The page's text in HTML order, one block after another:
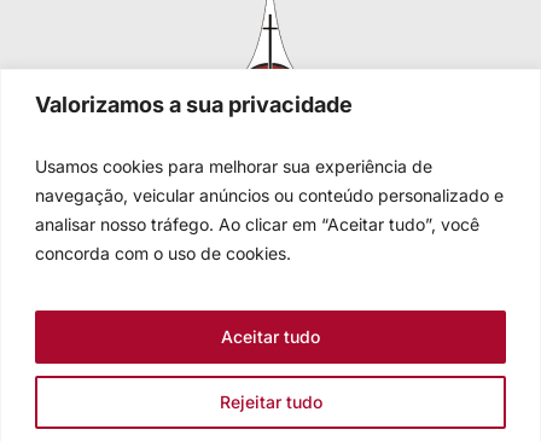
Valorizamos a sua privacidade
Usamos cookies para melhorar sua experiência de
navegação, veicular anúncios ou conteúdo personalizado e
analisar nosso tráfego. Ao clicar em “Aceitar tudo”, você
concorda com o uso de cookies.
Rejeitar tudo
Aceitar tudo
Igreja Evangélica de Confissão Luterana no Brasil
Sede nacional: Rua Senhor dos Passos, 202/4º andar Centro -
Fale conosco